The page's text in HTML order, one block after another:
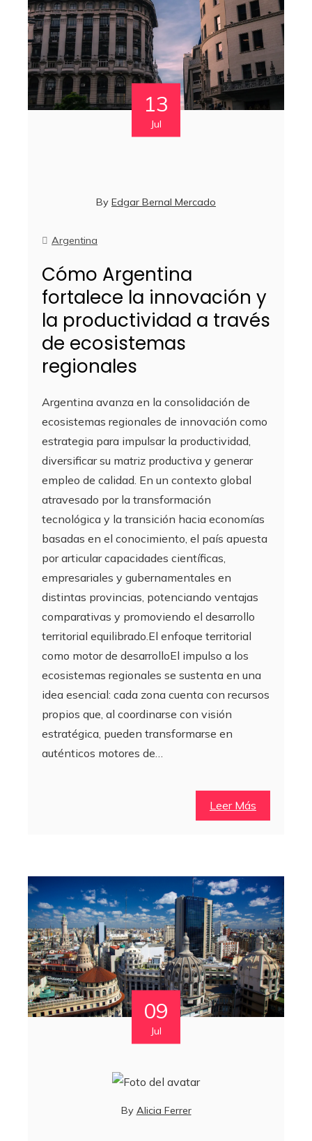
13
Jul
By Edgar Bernal Mercado
Argentina
Cómo Argentina
fortalece la innovación y
la productividad a través
de ecosistemas
regionales
Argentina avanza en la consolidación de
ecosistemas regionales de innovación como
estrategia para impulsar la productividad,
diversificar su matriz productiva y generar
empleo de calidad. En un contexto global
atravesado por la transformación
tecnológica y la transición hacia economías
basadas en el conocimiento, el país apuesta
por articular capacidades científicas,
empresariales y gubernamentales en
distintas provincias, potenciando ventajas
comparativas y promoviendo el desarrollo
territorial equilibrado.El enfoque territorial
como motor de desarrolloEl impulso a los
ecosistemas regionales se sustenta en una
idea esencial: cada zona cuenta con recursos
propios que, al coordinarse con visión
estratégica, pueden transformarse en
auténticos motores de…
Leer Más
09
Jul
By Alicia Ferrer